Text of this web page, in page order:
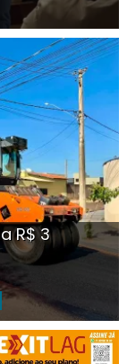
R$ 3